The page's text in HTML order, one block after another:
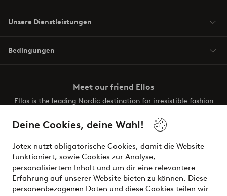
Deine Cookies, deine Wahl!
Jotex nutzt obligatorische Cookies, damit die Website
funktioniert, sowie Cookies zur Analyse,
personalisiertem Inhalt und um dir eine relevantere
Erfahrung auf unserer Website bieten zu können. Diese
personenbezogenen Daten und diese Cookies teilen wir
Unsere Dienstleistungen
Bedingungen
Meet our friend Ellos
Ellos is the leading Nordic destination for irresistible fashion
the latest trends, curated to make finding your next look
effortless. It’s all here.
Visit Ellos